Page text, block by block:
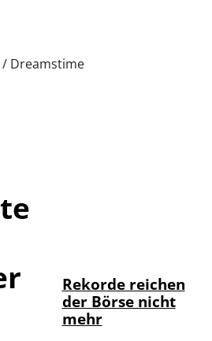
/ Dreamstime
Rekorde reichen
der Börse nicht
mehr